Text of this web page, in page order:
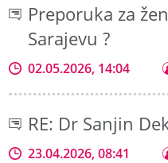
Preporuka za
Sarajevu ?
02.05.2026, 14:04
RE: Dr Sanjin
23.04.2026, 08:41